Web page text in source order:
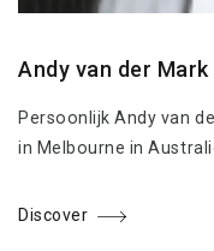
Andy van der Mark
Persoonlijk Andy van
in Melbourne in
Discover